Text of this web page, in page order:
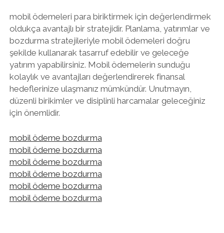
mobil ödemeleri para biriktirmek için değerlendirmek
oldukça avantajlı bir stratejidir. Planlama, yatırımlar ve
bozdurma stratejileriyle mobil ödemeleri doğru
şekilde kullanarak tasarruf edebilir ve geleceğe
yatırım yapabilirsiniz. Mobil ödemelerin sunduğu
kolaylık ve avantajları değerlendirerek finansal
hedeflerinize ulaşmanız mümkündür. Unutmayın,
düzenli birikimler ve disiplinli harcamalar geleceğiniz
için önemlidir.
mobil ödeme bozdurma
mobil ödeme bozdurma
mobil ödeme bozdurma
mobil ödeme bozdurma
mobil ödeme bozdurma
mobil ödeme bozdurma